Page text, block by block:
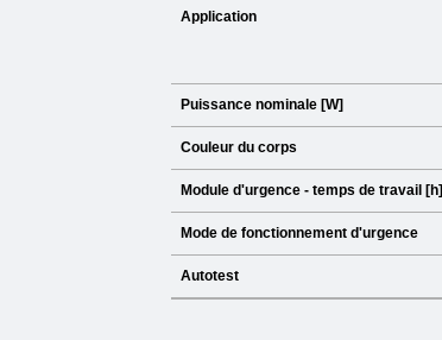
Application
Puissance nominale [W]
Couleur du corps
Module d'urgence - temps de travail [h]
Mode de fonctionnement d'urgence
Autotest